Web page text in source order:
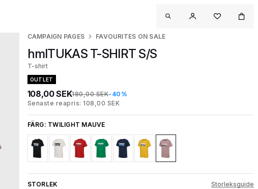
CAMPAIGN PAGES FAVOURITES ON SALE
hmlTUKAS T-SHIRT S/S
T-shirt
OUTLET
108,00 SEK180,00 SEK-40%
Senaste reapris: 108,00 SEK
FÄRG: TWILIGHT MAUVE
STORLEK Storleksguide